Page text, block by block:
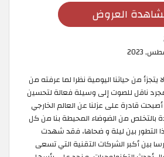
العروض
من حياتنا اليومية نظرا لما عرفته من
ناقل للصوت إلى وسيلة فعالة لتحسين
قادرة على عزلنا عن العالم الخارجي
بالتخلص من الضوضاء المحيطة بنا من كل
التطور بين ليلة و ضحاها، فقد شهدت
بين أكبر الشركات التقنية التي تسعى